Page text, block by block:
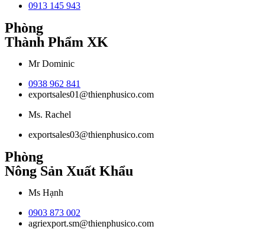
0913 145 943
Phòng
Thành Phẩm XK
Mr Dominic
0938 962 841
exportsales01@thienphusico.com
Ms. Rachel
exportsales03@thienphusico.com
Phòng
Nông Sản Xuất Khẩu
Ms Hạnh
0903 873 002
agriexport.sm@thienphusico.com